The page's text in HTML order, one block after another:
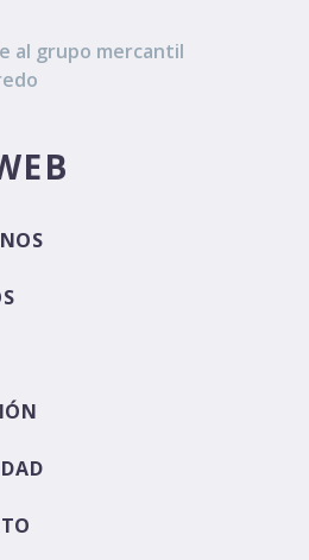
al grupo mercantil